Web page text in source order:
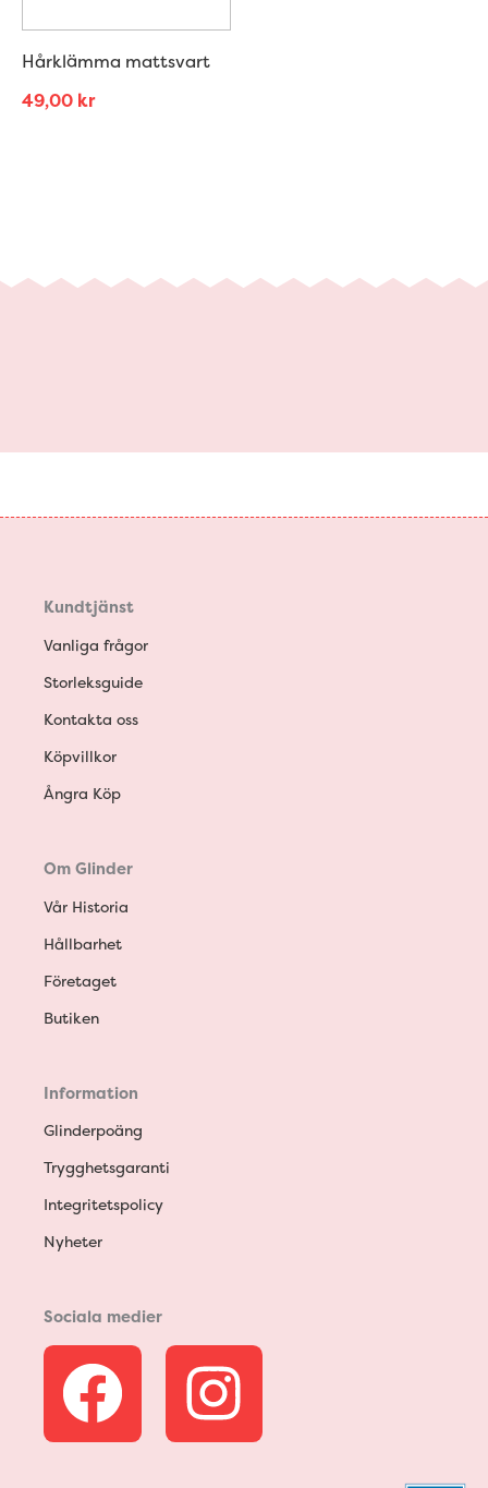
Hårklämma mattsvart
49,00 kr
Kundtjänst
Vanliga frågor
Storleksguide
Kontakta oss
Köpvillkor
Ångra Köp
Om Glinder
Vår Historia
Hållbarhet
Företaget
Butiken
Information
Glinderpoäng
Trygghetsgaranti
Integritetspolicy
Nyheter
Sociala medier
F
a
I
n